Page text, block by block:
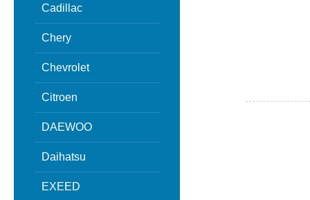
Cadillac
Chery
Chevrolet
Citroen
DAEWOO
Daihatsu
EXEED